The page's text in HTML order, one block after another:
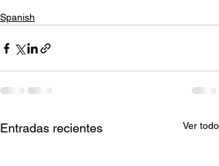
Spanish
Entradas recientes Ver todo